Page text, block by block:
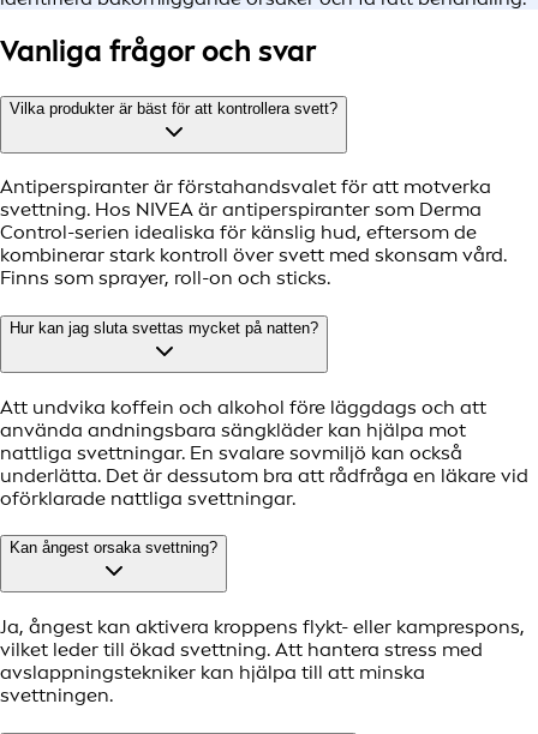
Vanliga frågor och svar
Vilka produkter är bäst för att kontrollera svett?
Antiperspiranter är förstahandsvalet för att motverka
svettning. Hos NIVEA är antiperspiranter som Derma
Control-serien idealiska för känslig hud, eftersom de
kombinerar stark kontroll över svett med skonsam vård.
Finns som sprayer, roll-on och sticks.
Hur kan jag sluta svettas mycket på natten?
Att undvika koffein och alkohol före läggdags och att
använda andningsbara sängkläder kan hjälpa mot
nattliga svettningar. En svalare sovmiljö kan också
underlätta. Det är dessutom bra att rådfråga en läkare vid
oförklarade nattliga svettningar.
Kan ångest orsaka svettning?
Ja, ångest kan aktivera kroppens flykt- eller kamprespons,
vilket leder till ökad svettning. Att hantera stress med
avslappningstekniker kan hjälpa till att minska
svettningen.